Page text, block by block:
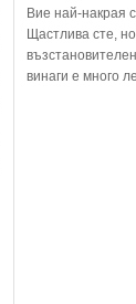
Вие най-накрая
Щастлива сте,
винаги е много